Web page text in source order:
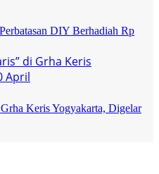
DIY Berhadiah Rp
Keris Yogyakarta, Digelar